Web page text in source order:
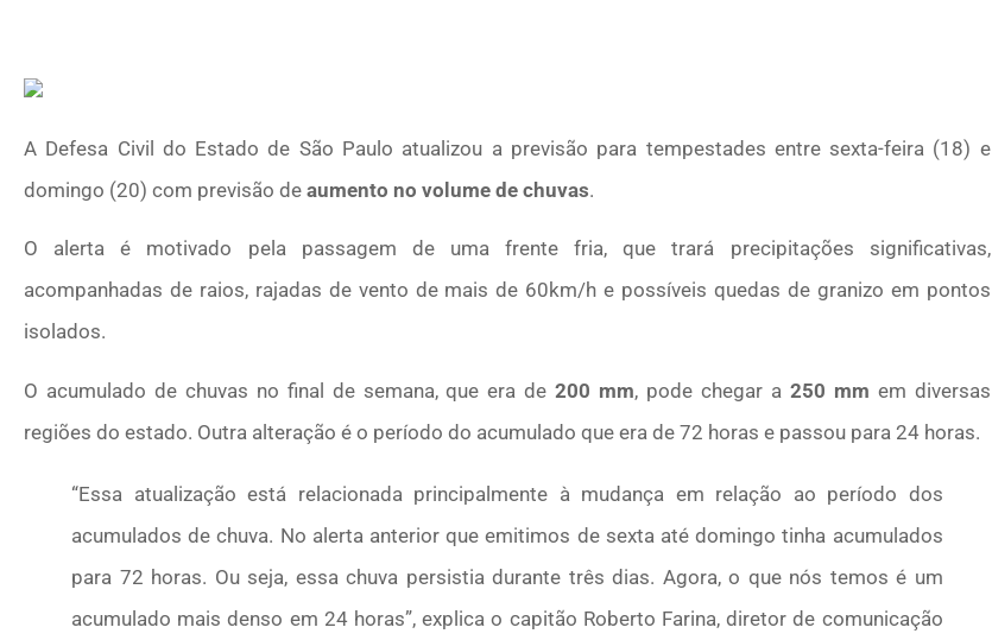
A Defesa Civil do Estado de São Paulo atualizou a previsão para tempestades entre sexta-feira (18) e
domingo (20) com previsão de aumento no volume de chuvas.
O alerta é motivado pela passagem de uma frente fria, que trará precipitações significativas,
acompanhadas de raios, rajadas de vento de mais de 60km/h e possíveis quedas de granizo em pontos
isolados.
O acumulado de chuvas no final de semana, que era de200 mm, pode chegar a 250 mm em diversas
regiões do estado. Outra alteração é o período do acumulado que era de 72 horas e passou para 24 horas.
“Essa atualização está relacionada principalmente à mudança em relação ao período dos
acumulados de chuva. No alerta anterior que emitimos de sexta até domingo tinha acumulados
para 72 horas. Ou seja, essa chuva persistia durante três dias. Agora, o que nós temos é um
acumulado mais denso em 24 horas”, explica o capitão Roberto Farina, diretor de comunicação